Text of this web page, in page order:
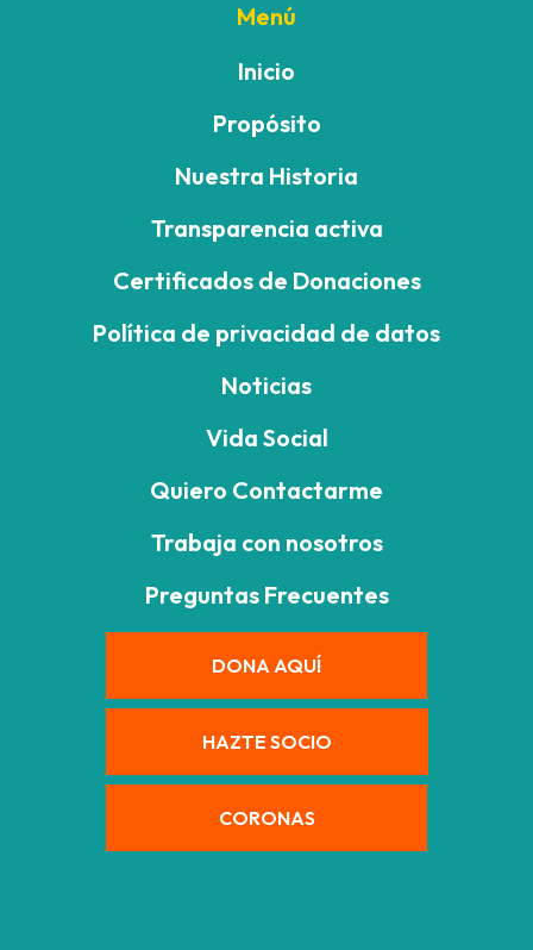
Menú
Inicio
Propósito
Nuestra Historia
Transparencia activa
Certificados de Donaciones
Política de privacidad de datos
Noticias
Vida Social
Quiero Contactarme
Trabaja con nosotros
Preguntas Frecuentes
DONA AQUÍ
HAZTE SOCIO
CORONAS